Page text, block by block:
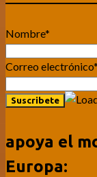
Nombre*
Correo electrónico*
apoya el
Europa: